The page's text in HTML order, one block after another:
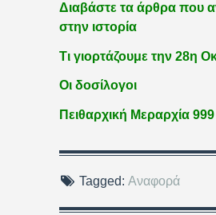
Διαβάστε τα άρθρα που
στην ιστορία
Τι γιορτάζουμε την 28η
Οι δοσίλογοι
Πειθαρχική Μεραρχία 999
Tagged: Αναφορά